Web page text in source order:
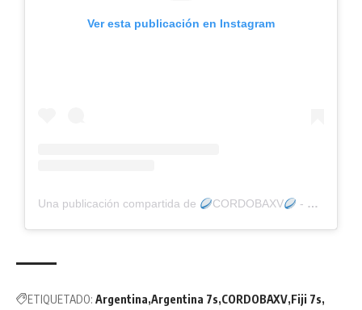
Ver esta publicación en Instagram
Una publicación compartida de CORDOBAXV - Martín Quetglas (@cordoba.xv)
ETIQUETADO: Argentina Argentina 7s CORDOBAXV Fiji 7s